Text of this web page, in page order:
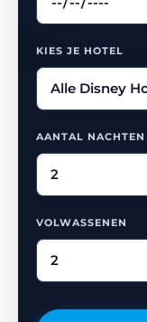
KIES JE HOTEL
AANTAL NACHTEN
VOLWASSENEN